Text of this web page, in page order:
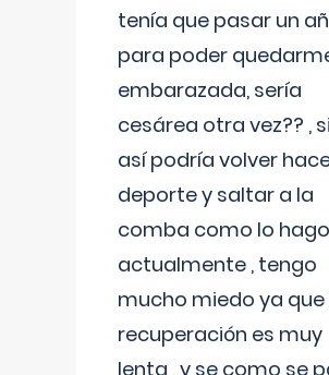
tenía que pasar un
para poder
embarazada, sería
cesárea otra vez?? ,
así podría volver
deporte y saltar a la
comba como lo hago
actualmente , tengo
mucho miedo ya que
recuperación es muy
lenta , y se como se